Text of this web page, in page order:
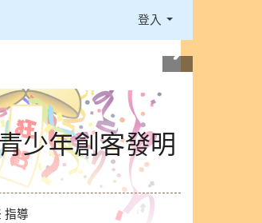
登入
少年創客發明
指導